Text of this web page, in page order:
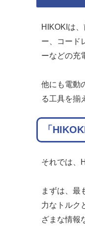
HIKOKIは
ー、コード
ーなどの充
他にも電動
る工具を揃
「
それでは、
まずは、最
力なトルク
ざまな情報